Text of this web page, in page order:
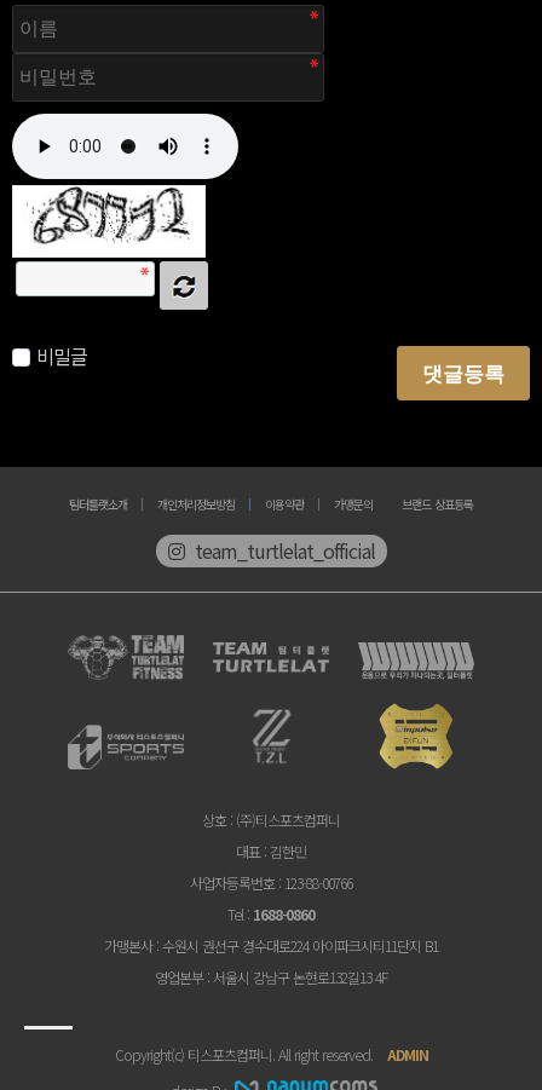
비밀글
댓글등록
팀터틀랫소개 개인처리정보방침 이용약관 가맹문의 브랜드 상표등록
team_turtlelat_official
상호: (주)티스포츠컴퍼니
대표: 김한민
사업자등록번호: 123-88-00766
Tel: 1688-0860
가맹본사: 수원시 권선구 경수대로224 아이파크시티11단지 B1
영업본부: 서울시 강남구 논현로132길13 4F
Copyright(c) 티스포츠컴퍼니. All right reserved. ADMIN